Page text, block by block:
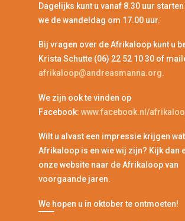
Dagelijks kunt u vanaf 8.30 uur
we de wandeldag om 17.00 uur.
Bij vragen over de Afrikaloop kunt u
Krista Schutte (06) 22 52 10 30 of
afrikaloop@andreasmanna.org.
We zijn ook te vinden op
Facebook: www.facebook.nl/
Wilt u alvast een impressie krijgen
Afrikaloop is en wie wij zijn? Kijk dan
onze website naar de Afrikaloop van
voorgaande jaren.
We hopen u in oktober te ontmoeten!